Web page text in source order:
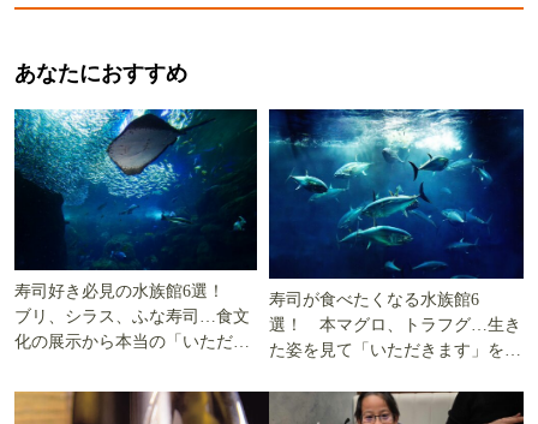
あなたにおすすめ
寿司好き必見の水族館6選！
ブリ、シラス、ふな寿司…食文
化の展示から本当の「いただき
寿司が食べたくなる水族館6
選！ 本マグロ、トラフグ…生き
た姿を見て「いただきます」を考